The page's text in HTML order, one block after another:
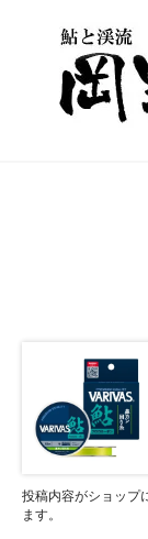
投稿内容がショップ
ます。